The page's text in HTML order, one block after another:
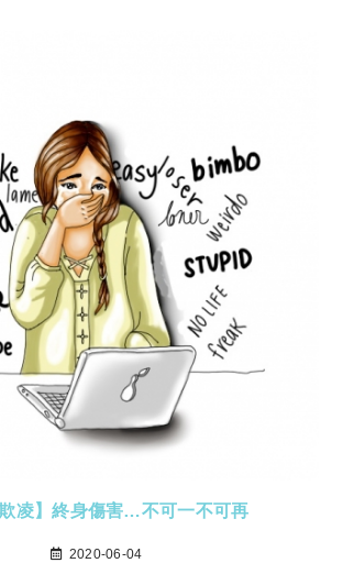
欺凌】終身傷害…不可一不可再
2020-06-04